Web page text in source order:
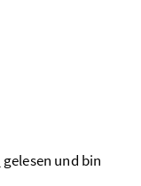
gelesen und bin